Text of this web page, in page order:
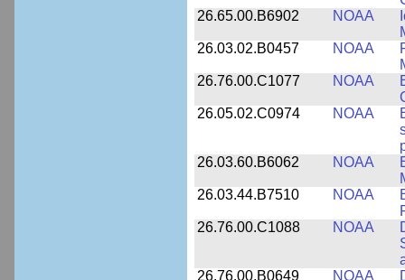
26.65.00.B6902
NOAA
26.03.02.B0457
NOAA
26.76.00.C1077
NOAA
26.05.02.C0974
NOAA
26.03.60.B6062
NOAA
26.03.44.B7510
NOAA
26.76.00.C1088
NOAA
26.76.00.B0649
NOAA